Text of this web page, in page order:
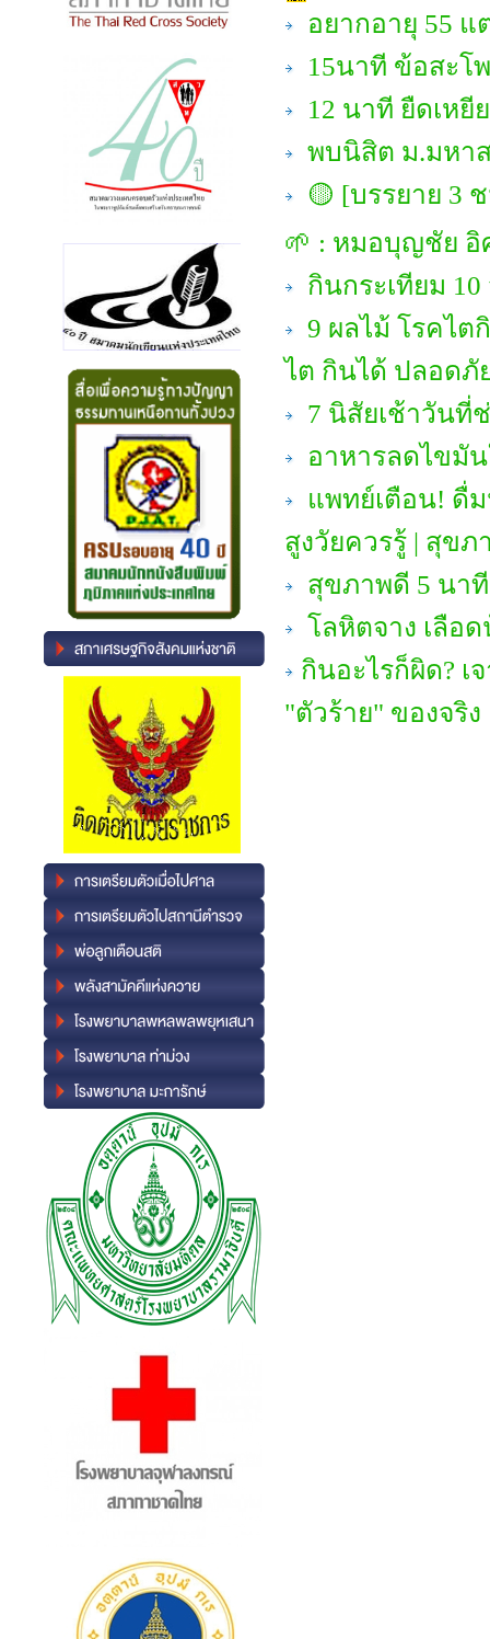
อยากอายุ 55 แ
15นาที ข้อสะโ
12 นาที ยืดเห
พบนิสิต ม.มหา
🟡 [บรรยาย 3
🌱 : หมอบุญชัย อิ
กินกระเทียม
9 ผลไม้ โรคไต
ไต กินได้ ปลอดภั
7 นิสัยเช้าวันที่
อาหารลดไขมัน
แพทย์เตือน! ดื่
สูงวัยควรรู้ | สุขภ
สุขภาพดี 5 นา
โลหิตจาง เลือ
กินอะไรก็ผิด?
"ตัวร้าย" ของจริง